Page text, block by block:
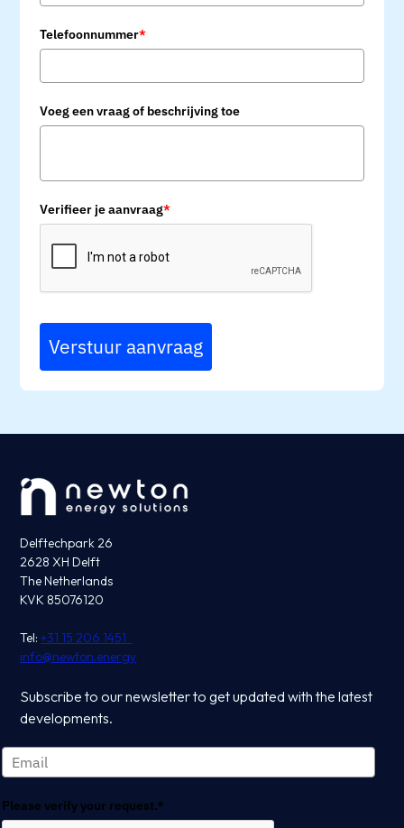
Telefoonnummer*
Voeg een vraag of beschrijving toe
Verifieer je aanvraag*
Verstuur aanvraag
Delftechpark 26
2628 XH Delft
The Netherlands
KVK 85076120
Tel:+31 15 206 1451
info@newton.energy
Subscribe to our newsletter to get updated with the latest
developments.
Please verify your request.*